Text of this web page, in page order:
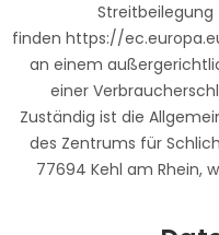
Streitbeilegung
finden https://
an einem
einer
Zuständig ist die
des Zentrums für
77694 Kehl am Rhein,